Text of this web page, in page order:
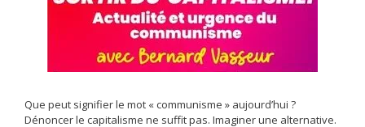
Que peut signifier le mot « communisme » aujourd’hui ?
Dénoncer le capitalisme ne suffit pas. Imaginer une alternative.